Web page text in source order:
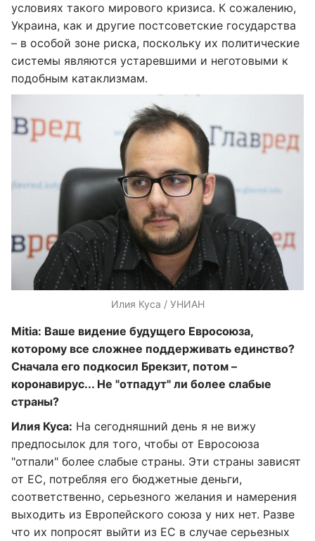
условиях такого мирового кризиса. К сожалению,
Украина, как и другие постсоветские государства
– в особой зоне риска, поскольку их политические
системы являются устаревшими и неготовыми к
подобным катаклизмам.
Илия Куса / УНИАН
Mitia: Ваше видение будущего Евросоюза,
которому все сложнее поддерживать единство?
Сначала его подкосил Брекзит, потом –
коронавирус... Не "отпадут" ли более слабые
страны?
Илия Куса: На сегодняшний день я не вижу
предпосылок для того, чтобы от Евросоюза
"отпали" более слабые страны. Эти страны зависят
от ЕС, потребляя его бюджетные деньги,
соответственно, серьезного желания и намерения
выходить из Европейского союза у них нет. Разве
что их попросят выйти из ЕС в случае серьезных